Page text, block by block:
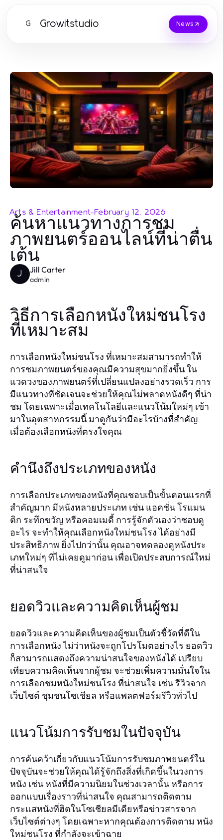
G Growitstudio News
Arts & Entertainment-February 12, 2026
ค้นหาแนวทางการชม
ภาพยนตร์ออนไลน์ที่น่าตื่น
เต้น
J Jill Carter
admin
วิธีการเลือกหนังใหม่ชนโรง
ที่เหมาะสม
การเลือกหนังใหม่ชนโรง ที่เหมาะสมสามารถทำให้
การชมภาพยนตร์ของคุณมีความสุขมากยิ่งขึ้น ใน
แวดวงของภาพยนตร์ที่เปลี่ยนแปลงอย่างรวดเร็ว การ
มีแนวทางที่ชัดเจนจะช่วยให้คุณไม่พลาดหนังดีๆ ที่น่า
ชม โดยเฉพาะเมื่อเทคโนโลยีและแนวโน้มใหม่ๆ เข้า
มาในอุตสาหกรรมนี้ มาดูกันว่ามีอะไรบ้างที่สำคัญ
เมื่อต้องเลือกหนังที่ตรงใจคุณ
คำนึงถึงประเภทของหนัง
การเลือกประเภทของหนังที่คุณชอบเป็นขั้นตอนแรกที่
สำคัญมาก มีหนังหลายประเภท เช่น แอคชั่น โรแมน
ติก ระทึกขวัญ หรือคอมเมดี้ การรู้จักตัวเองว่าชอบดู
อะไร จะทำให้คุณเลือกหนังใหม่ชนโรง ได้อย่างมี
ประสิทธิภาพ ยิ่งไปกว่านั้น คุณอาจทดลองดูหนังประ
เภทใหม่ๆ ที่ไม่เคยดูมาก่อน เพื่อเปิดประสบการณ์ใหม่
ที่น่าสนใจ
ยอดวิวและความคิดเห็นผู้ชม
ยอดวิวและความคิดเห็นของผู้ชมเป็นตัวชี้วัดที่ดีใน
การเลือกหนัง ไม่ว่าหนังจะถูกโปรโมตอย่างไร ยอดวิว
ก็สามารถแสดงถึงความน่าสนใจของหนังได้ เปรียบ
เทียบความคิดเห็นจากผู้ชม จะช่วยเพิ่มความมั่นใจใน
การเลือกชมหนังใหม่ชนโรง ที่น่าสนใจ เช่น รีวิวจาก
เว็บไซต์ ชุมชนโซเชียล หรือแพลตฟอร์มรีวิวทั่วไป
แนวโน้มการรับชมในปัจจุบัน
การค้นคว้าเกี่ยวกับแนวโน้มการรับชมภาพยนตร์ใน
ปัจจุบันจะช่วยให้คุณได้รู้จักถึงสิ่งที่เกิดขึ้นในวงการ
หนัง เช่น หนังที่มีความนิยมในช่วงเวลานั้น หรือการ
ออกแบบเรื่องราวที่น่าสนใจ คุณสามารถติดตาม
กระแสหนังที่ฮิตในโซเชียลมีเดียหรือข่าวสารจาก
เว็บไซต์ต่างๆ โดยเฉพาะหากคุณต้องการติดตาม หนัง
ใหม่ชนโรง ที่กำลังจะเข้าฉาย